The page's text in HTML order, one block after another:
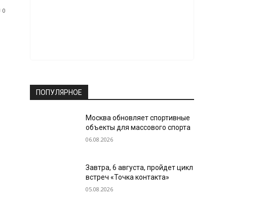
0
ПОПУЛЯРНОЕ
Москва обновляет спортивные
объекты для массового спорта
06.08.2026
Завтра, 6 августа, пройдет цикл
встреч «Точка контакта»
05.08.2026